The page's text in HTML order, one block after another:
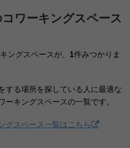
ワーキングスペース
ングスペースが、 1件みつかりま
する場所を探している人に最適な
ーキングスペースの一覧です。
グスペース一覧はこちら